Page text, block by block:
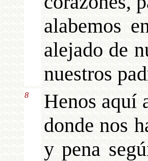
alabemos
alejado de
nuestros
8
Henos aquí
donde nos
y pena